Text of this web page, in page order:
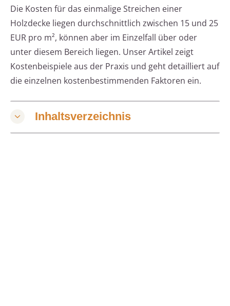
Die Kosten für das einmalige Streichen einer
Holzdecke liegen durchschnittlich zwischen 15 und 25
EUR pro m², können aber im Einzelfall über oder
unter diesem Bereich liegen. Unser Artikel zeigt
Kostenbeispiele aus der Praxis und geht detailliert auf
die einzelnen kostenbestimmenden Faktoren ein.
Inhaltsverzeichnis